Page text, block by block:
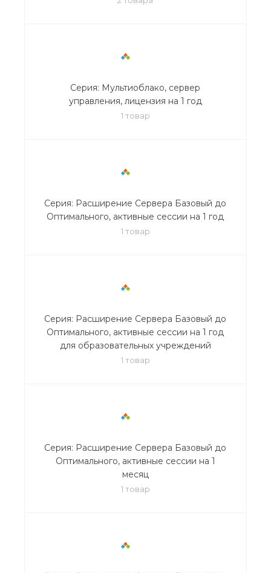
Серия: Мультиоблако, сервер
управления, лицензия на 1 год
1 товар
Серия: Расширение Сервера Базовый до
Оптимального, активные сессии на 1 год
1 товар
Серия: Расширение Сервера Базовый до
Оптимального, активные сессии на 1 год
для образовательных учреждений
1 товар
Серия: Расширение Сервера Базовый до
Оптимального, активные сессии на 1
месяц
1 товар